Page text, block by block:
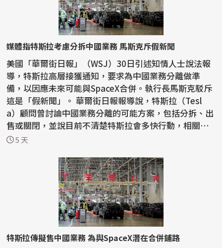
媒體指特斯拉考慮分拆中國業務 馬斯克斥假新聞
美國「華爾街日報」（WSJ）30日引述知情人士說法報
導，特斯拉高層接獲通知，要求為中國業務分離做準
備，以因應未來可能與SpaceX合併。執行長馬斯克駁斥
這是「假新聞」。 華爾街日報報導說，特斯拉（Tesl
a）顧問曾討論中國業務分離的可能方案，包括分拆、出
售或關閉，並說目前不清楚特斯拉會多快行動，相關計
畫也可...
5 天
特斯拉傳擬售中國業務 為與SpaceX潛在合併鋪路